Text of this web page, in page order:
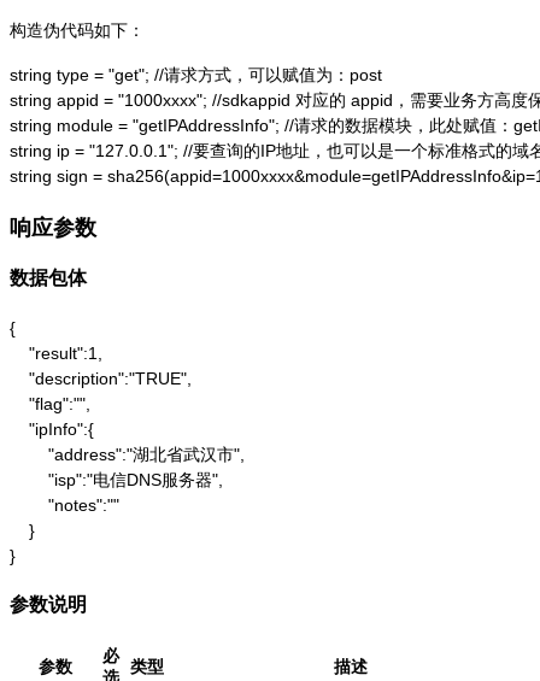
构造伪代码如下：
string type = "get"; //请求方式，可以赋值为：post
string appid = "1000xxxx"; //sdkappid 对应的 appid，需要业务方高度
string module = "getIPAddressInfo"; //请求的数据模块，此处赋值：
string ip = "127.0.0.1"; //要查询的IP地址，也可以是一个标准格式的域
string sign =
响应参数
数据包体
{
    "result":1,
    "description":"TRUE",
    "flag":"",
    "ipInfo":{
        "address":"湖北省武汉市",
        "isp":"电信DNS服务器",
        "notes":""
    }
}
参数说明
参数
必
类型 描述